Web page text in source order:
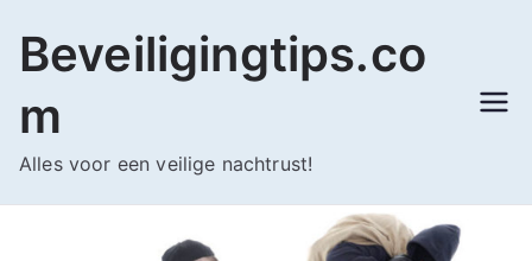
naar
inhoud
Beveiligingtips.co
m
Alles voor een veilige nachtrust!